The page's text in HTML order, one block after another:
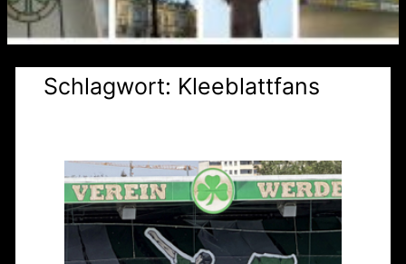
Schlagwort: Kleeblattfans